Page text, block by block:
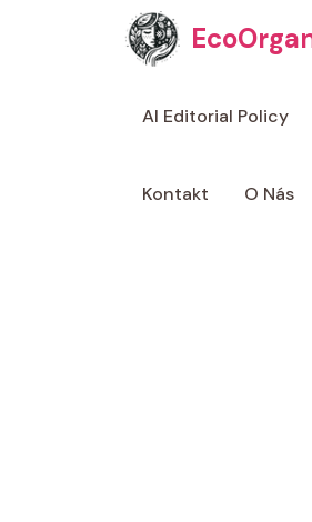
AI Editorial Policy
Kontakt O Nás